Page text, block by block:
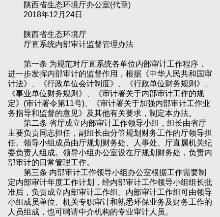
陕西省生态环境厅办公室(代章)
2018年12月24日
陕西省生态环境厅
厅直系统内部审计监督管理办法
第一条 为规范对厅直系统各单位内部审计工作程序，
进一步发挥内部审计的监督作用，根据《中华人民共和国审
计法》、《行政单位会计制度》、《行政单位财务规则》、
《事业单位财务规则》、《审计署关于内部审计工作的规
定》(审计署令第11号)、《审计署关于加强内部审计工作业
务指导和监督的意见》及其他有关要求，制定本办法。
第二条 省厅成立内部审计工作领导小组，组长由省厅
主要负责同志担任，副组长由分管规划财务工作的厅领导担
任。领导小组成员由厅规划财务处、人事处、厅直属机关纪
委负责人组成。领导小组办公室设在厅规划财务处，负责内
部审计的日常管理工作。
第三条 内部审计工作领导小组办公室根据工作需要制
定内部审计年度工作计划，经内部审计工作领导小组组长批
准后，负责成立内部审计工作组。内部审计工作组可由领导
小组成员单位、机关专职审计和熟悉环保业务及财务工作的
人员组成，也可聘请中介机构的专业审计人员。